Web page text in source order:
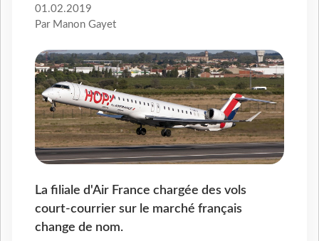
01.02.2019
Par Manon Gayet
La filiale d'Air France chargée des vols
court-courrier sur le marché français
change de nom.